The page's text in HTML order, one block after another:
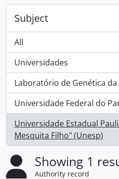
Subject
All
Universidades
, 1 results
Laboratório de Genética da
, 1 results
Universidade Federal do
, 1 results
Universidade Estadual
Mesquita Filho" (Unesp)
, 1 results
Showing 1
Authority record